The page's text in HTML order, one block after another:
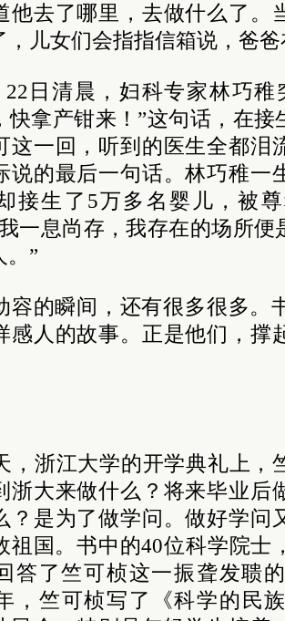
他去了哪里，去做什么了。
，儿女们会指指信箱说，爸
22日清晨，妇科专家林巧
快拿产钳来！”这句话，在
这一回，听到的医生全都泪
说的最后一句话。林巧稚一
接生了5万多名婴儿，被
一息尚存，我存在的场所
。”
容的瞬间，还有很多很多。
感人的故事。正是他们，撑
，浙江大学的开学典礼上，
浙大来做什么？将来毕业后
？是为了做学问。做好学问
祖国。书中的40位科学院士
答了竺可桢这一振聋发聩
，竺可桢写了《科学的民